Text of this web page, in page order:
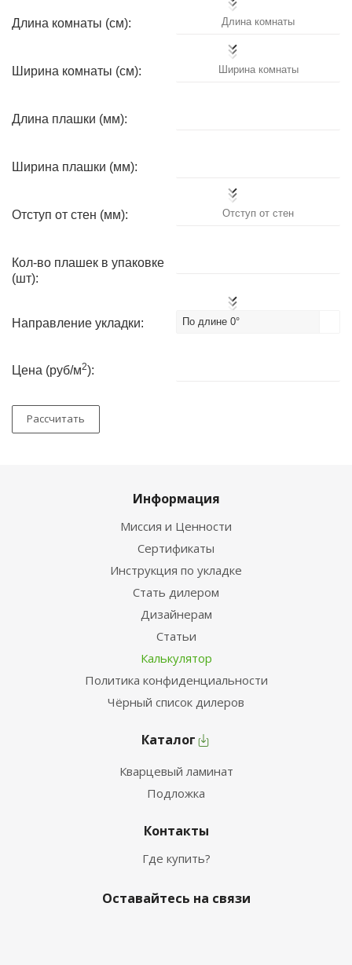
Длина комнаты (см):
Ширина комнаты (см):
Длина плашки (мм):
Ширина плашки (мм):
Отступ от стен (мм):
Кол-во плашек в упаковке
(шт):
Направление укладки: По длине 0°
Цена (руб/м2):
Рассчитать
Информация
Миссия и Ценности
Сертификаты
Инструкция по укладке
Стать дилером
Дизайнерам
Статьи
Калькулятор
Политика конфиденциальности
Чёрный список дилеров
Каталог
Кварцевый ламинат
Подложка
Контакты
Где купить?
Оставайтесь на связи